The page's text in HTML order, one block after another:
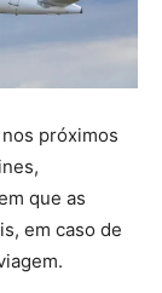
próximos
que as
em caso de